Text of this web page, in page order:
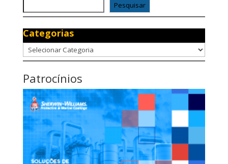
Pesquisar
Categorias
Categorias
Patrocínios